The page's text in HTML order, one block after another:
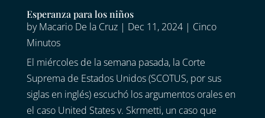
Esperanza para los niños
byMacario De la Cruz| Dec 11, 2024| Cinco
Minutos
El miércoles de la semana pasada, la Corte
Suprema de Estados Unidos (SCOTUS, por sus
siglas en inglés) escuchó los argumentos orales en
el caso United States v. Skrmetti, un caso que